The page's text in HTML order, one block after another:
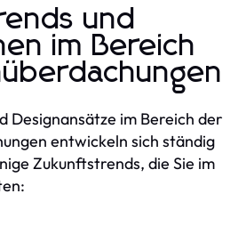
und
im Bereich
Designansätze im Bereich der
entwickeln sich ständig
Zukunftstrends, die Sie im